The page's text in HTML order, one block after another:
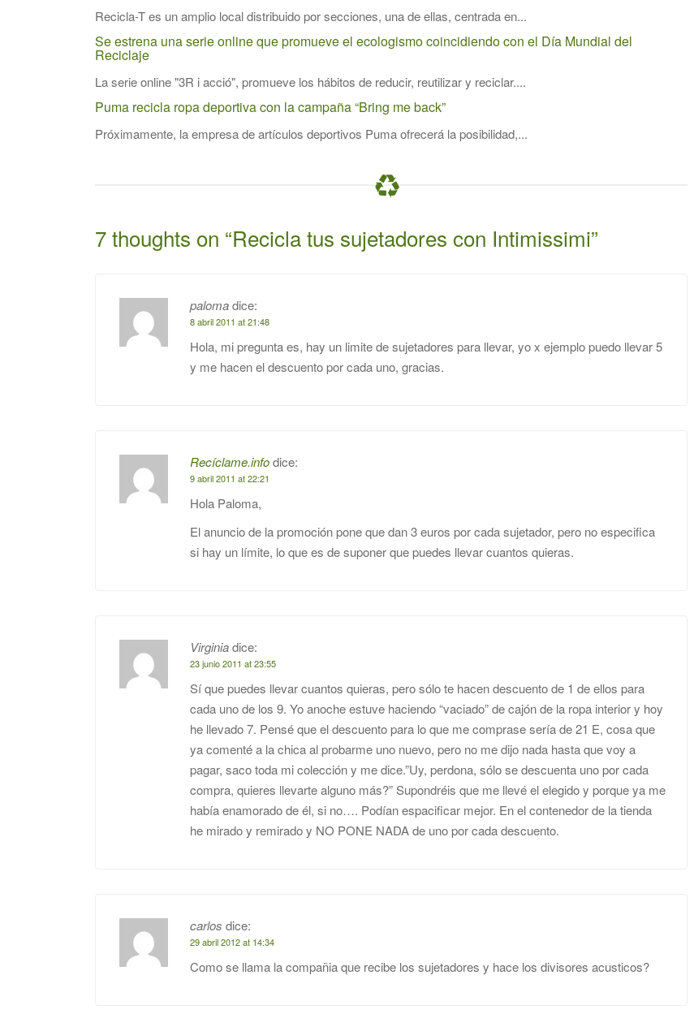
Recicla-T es un amplio local distribuido por secciones, una de ellas, centrada en...
Se estrena una serie online que promueve el ecologismo coincidiendo con el Día Mundial del
Reciclaje
La serie online "3R i acció", promueve los hábitos de reducir, reutilizar y reciclar....
Puma recicla ropa deportiva con la campaña “Bring me back”
Próximamente, la empresa de artículos deportivos Puma ofrecerá la posibilidad,...
7 thoughts on “Recicla tus sujetadores con Intimissimi”
palomadice:
8 abril 2011 at 21:48
Hola, mi pregunta es, hay un limite de sujetadores para llevar, yo x ejemplo puedo llevar 5
y me hacen el descuento por cada uno, gracias.
Recíclame.infodice:
9 abril 2011 at 22:21
Hola Paloma,
El anuncio de la promoción pone que dan 3 euros por cada sujetador, pero no especifica
si hay un límite, lo que es de suponer que puedes llevar cuantos quieras.
Virginiadice:
23 junio 2011 at 23:55
Sí que puedes llevar cuantos quieras, pero sólo te hacen descuento de 1 de ellos para
cada uno de los 9. Yo anoche estuve haciendo “vaciado” de cajón de la ropa interior y hoy
he llevado 7. Pensé que el descuento para lo que me comprase sería de 21 E, cosa que
ya comenté a la chica al probarme uno nuevo, pero no me dijo nada hasta que voy a
pagar, saco toda mi colección y me dice.”Uy, perdona, sólo se descuenta uno por cada
compra, quieres llevarte alguno más?” Supondréis que me llevé el elegido y porque ya me
había enamorado de él, si no…. Podían espacificar mejor. En el contenedor de la tienda
he mirado y remirado y NO PONE NADA de uno por cada descuento.
carlos dice:
29 abril 2012 at 14:34
Como se llama la compañia que recibe los sujetadores y hace los divisores acusticos?